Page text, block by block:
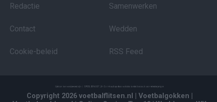
Redactie
Contact
Cookie-beleid
Samenwerken
Wedden
RSS Feed
Copyright 2026 voetbalflitsen.nl | Voetbalgokken